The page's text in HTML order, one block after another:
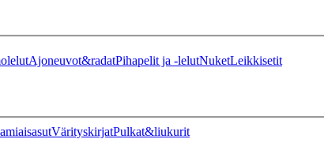
Ajoneuvot&radatPihapelit ja -lelutNuketLeikkisetit
VärityskirjatPulkat&liukurit